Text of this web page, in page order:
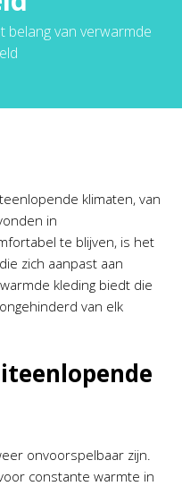
belang van verwarmde
klimaten, van
in
te blijven, is het
zich aanpast aan
kleding biedt die
van elk
onvoorspelbaar zijn.
constante warmte in